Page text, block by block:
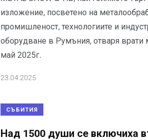
изложение, посветено на
промишленост, технологиите и
оборудване в Румъния, отваря
май 2025г.
23.04.2025
СЪБИТИЯ
Над 1500 души се включиха